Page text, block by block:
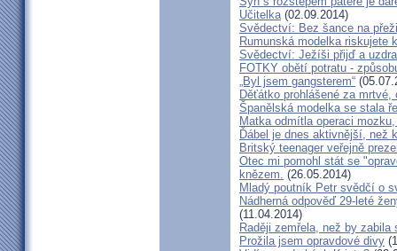
Učitelka(02.09.2014)
Svědectví: Bez šance na
Rumunská modelka riskujete
Svědectví: Ježíši přijď a
FOTKY obětí potratu -
„Byl jsem gangsterem“
Děťátko prohlášené za
Španělská modelka se stala
Matka odmítla operaci
Ďábel je dnes aktivnější, než
Britský teenager veřejně
Otec mi pomohl stát se
knězem. (26.05.2014)
Mladý poutník Petr svědčí o
Nádherná odpověď 29-leté
(11.04.2014)
Raději zemřela, než by zabila
Prožila jsem opravdové divy